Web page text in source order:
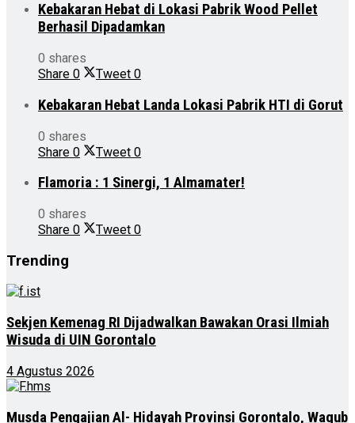
Kebakaran Hebat di Lokasi Pabrik Wood Pellet
Berhasil Dipadamkan
0 shares
Share 0 Tweet 0
Kebakaran Hebat Landa Lokasi Pabrik HTI di Gorut
0 shares
Share 0 Tweet 0
Flamoria : 1 Sinergi, 1 Almamater!
0 shares
Share 0 Tweet 0
Trending
Sekjen Kemenag RI Dijadwalkan Bawakan Orasi Ilmiah
Wisuda di UIN Gorontalo
4 Agustus 2026
Musda Pengajian Al- Hidayah Provinsi Gorontalo, Wagub